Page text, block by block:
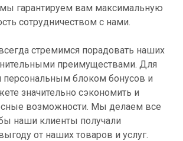
гарантируем вам максимальную
сотрудничеством с нами.
стремимся порадовать наших
преимуществами. Для
персональным блоком бонусов и
значительно сэкономить и
возможности. Мы делаем все
наши клиенты получали
от наших товаров и услуг.